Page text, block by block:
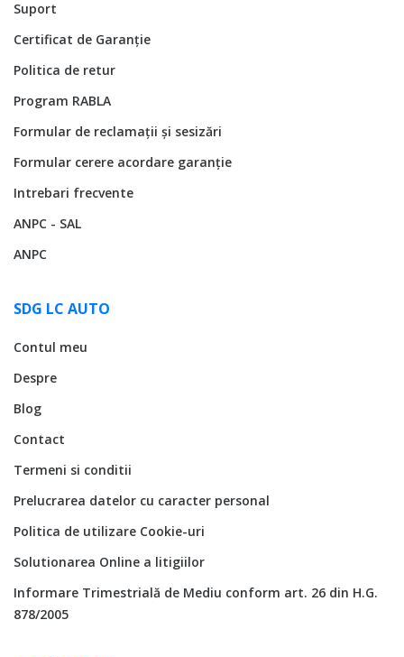
Suport
Certificat de Garanție
Politica de retur
Program RABLA
Formular de reclamații și sesizări
Formular cerere acordare garanție
Intrebari frecvente
ANPC - SAL
ANPC
SDG LC AUTO
Contul meu
Despre
Blog
Contact
Termeni si conditii
Prelucrarea datelor cu caracter personal
Politica de utilizare Cookie-uri
Solutionarea Online a litigiilor
Informare Trimestrială de Mediu conform art. 26 din H.G.
878/2005